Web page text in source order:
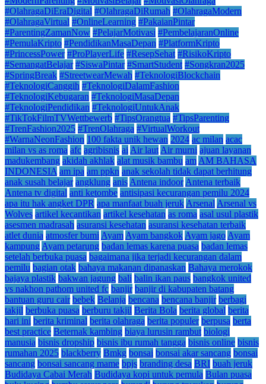
#OlahragaDiEraDigital #OlahragaDiRumah #OlahragaModern
#OlahragaVirtual #OnlineLearning #PakaianPintar
#ParentingZamanNow #PelajarMotivasi #PembelajaranOnline
#PemulaKripto #PendidikanMasaDepan #PlatformKripto
#PrincessPower #ProPlayerLife #ResepSehat #RisikoKripto
#SemangatBelajar #SiswaPintar #SmartStudent #Songkran2025
#SpringBreak #StreetwearMewah #TeknologiBlockchain
#TeknologiCanggih #TeknologiDalamFashion
#TeknologiKebugaran #TeknologiMasaDepan
#TeknologiPendidikan #TeknologiUntukAnak
#TikTokFilmTVWettbewerb #TipsOrangtua #TipsParenting
#TrenFashion2025 #TrenOlahraga #VirtualWorkout
#WarnaNeonFashion 100 fakta unik hewan 2024 ac milan acac
milan vs as roma afc agribisnis ai Air laut Air murni ajuan layanan
madukembang akidah akhlak alat musik bambu am AM BAHASA
INDONESIA am ipa am ppkn anak sekolah tidak dapat berhitung
anak susah belajar angklung anis Antena indoor Antena terbaik
Antena tv digital anti ketombe antisipasi kecurangan pemilu 2024
apa itu hak angket DPR apa manfaat buah jeruk Arsenal Arsenal vs
Wolves artikel kecantikan artikel kesehatan as roma asal usul plastik
asesmen madrasah asuransi kesehatan asuransi kesehatan terbaik
atlet dunia atmosfer bumi Ayam Ayam bangkok Ayam jago Ayam
kampung Ayam petarung badan lemas karena puasa badan lemas
setelah berbuka puasa bagaimana jika terjadi kecurangan dalam
pemilu bagian otak bahaya makanan dipanaskan Bahaya merokok
bajaya plastik bakwan jagung bali balin ikan paus bangkok united
vs nakhon pathom united fc banjir banjir di kabupaten batang
bantuan guru cair bebek Belanja bencana bencana banjir berbagi
takjil berbuka puasa berburu takjil Berita Bola berita global berita
hari ini berita kriminal berita olahraga berita populer berpusa berta
best practice Beternak kambing biaya lurusin rambut biologi
manusia bisnis dropship bisnis ibu rumah tangga bisnis online bisnis
rumahan 2025 blackberry Bmkg bonsai bonsai akar sancang bonsai
sancang bonsai sancang mame bpjs branding desa BRI buah jeruk
Budidaya Cabai Merah Budidaya kopi untuk pemula Bulan puasa